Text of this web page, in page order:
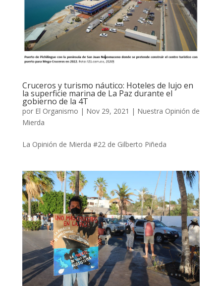
Cruceros y turismo náutico: Hoteles de lujo en
la superficie marina de La Paz durante el
gobierno de la 4T
por El Organismo | Nov 29, 2021 | Nuestra Opinión de
Mierda
La Opinión de Mierda #22 de Gilberto Piñeda